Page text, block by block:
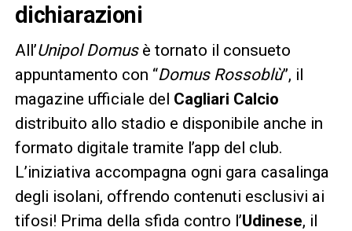
dichiarazioni
All’Unipol Domusè tornato il consueto
appuntamento con “Domus Rossoblù”, il
magazine ufficiale del Cagliari Calcio
distribuito allo stadio e disponibile anche in
formato digitale tramite l’app del club.
L’iniziativa accompagna ogni gara casalinga
degli isolani, offrendo contenuti esclusivi ai
tifosi! Prima della sfida contro l’Udinese, il